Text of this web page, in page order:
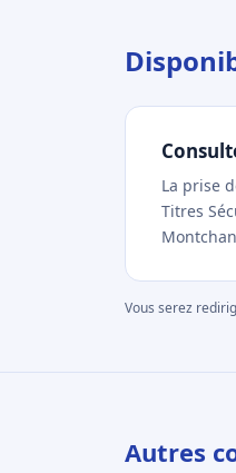
La prise
Titres
Vous serez
Autres